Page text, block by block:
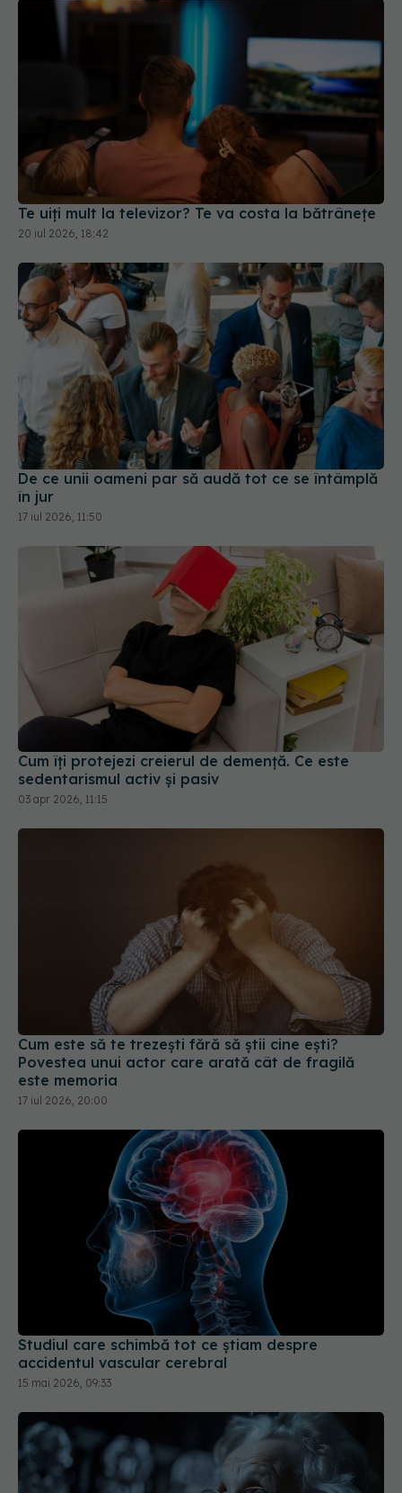
Te uiți mult la televizor? Te va costa la bătrânețe
20 iul 2026, 18:42
De ce unii oameni par să audă tot ce se întâmplă
în jur
17 iul 2026, 11:50
Cum îți protejezi creierul de demență. Ce este
sedentarismul activ și pasiv
03 apr 2026, 11:15
Cum este să te trezești fără să știi cine ești?
Povestea unui actor care arată cât de fragilă
este memoria
17 iul 2026, 20:00
Studiul care schimbă tot ce știam despre
accidentul vascular cerebral
15 mai 2026, 09:33